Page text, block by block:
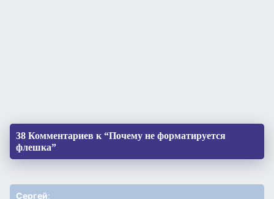
38 Комментариев к “Почему не форматируется
флешка”
Сергей: